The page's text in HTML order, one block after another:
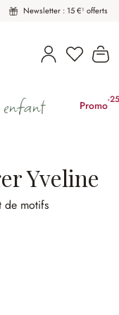
Newsletter : 15 €¹ offerts
Vous
enfant Promo-
Yveline
de motifs